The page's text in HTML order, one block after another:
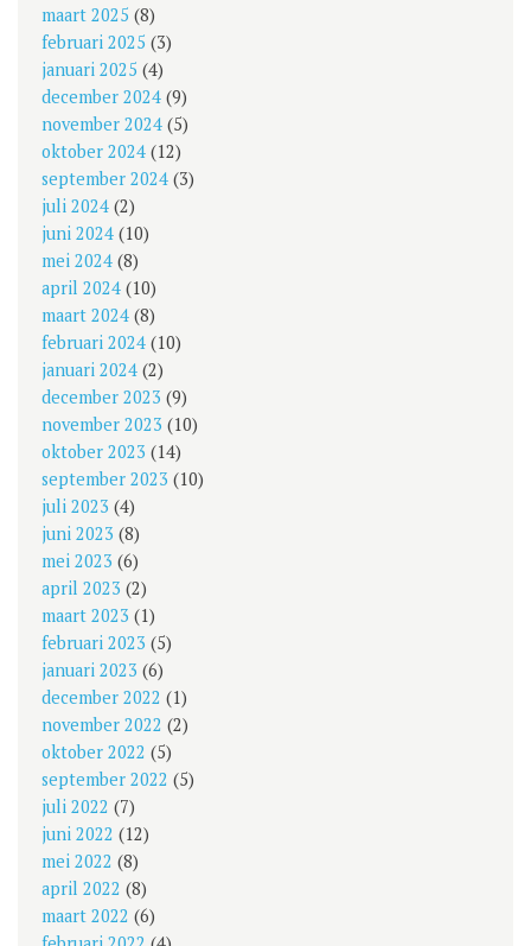
maart 2025 (8)
februari 2025 (3)
januari 2025 (4)
december 2024 (9)
november 2024 (5)
oktober 2024 (12)
september 2024 (3)
juli 2024 (2)
juni 2024 (10)
mei 2024 (8)
april 2024 (10)
maart 2024 (8)
februari 2024 (10)
januari 2024 (2)
december 2023 (9)
november 2023 (10)
oktober 2023 (14)
september 2023 (10)
juli 2023 (4)
juni 2023 (8)
mei 2023 (6)
april 2023 (2)
maart 2023 (1)
februari 2023 (5)
januari 2023 (6)
december 2022 (1)
november 2022 (2)
oktober 2022 (5)
september 2022 (5)
juli 2022 (7)
juni 2022 (12)
mei 2022 (8)
april 2022 (8)
maart 2022 (6)